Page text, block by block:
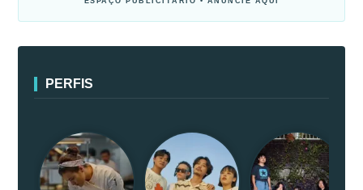
PERFIS